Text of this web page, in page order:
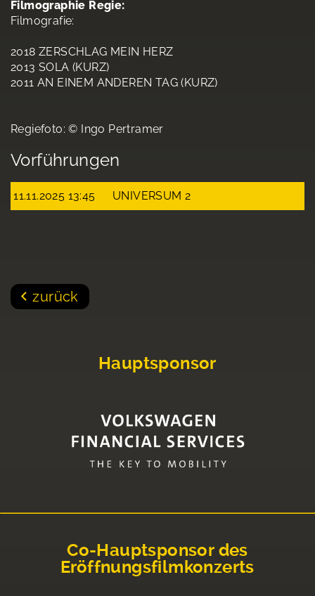
Filmographie Regie:
Filmografie:
2018 ZERSCHLAG MEIN HERZ
2013 SOLA (KURZ)
2011 AN EINEM ANDEREN TAG (KURZ)
Regiefoto: © Ingo Pertramer
Vorführungen
11.11.2025 13:45 UNIVERSUM 2
zurück
Hauptsponsor
Co-Hauptsponsor des
Eröffnungsfilmkonzerts